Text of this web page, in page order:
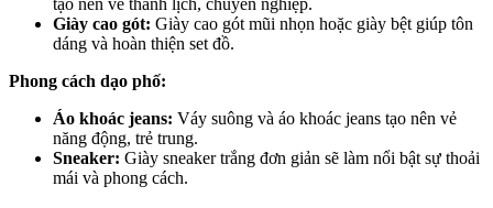
tạo nên vẻ thanh lịch, chuyên nghiệp.
Giày cao gót: Giày cao gót mũi nhọn hoặc giày bệt giúp tôn
dáng và hoàn thiện set đồ.
Phong cách dạo phố:
Áo khoác jeans: Váy suông và áo khoác jeans tạo nên vẻ
năng động, trẻ trung.
Sneaker: Giày sneaker trắng đơn giản sẽ làm nổi bật sự thoải
mái và phong cách.